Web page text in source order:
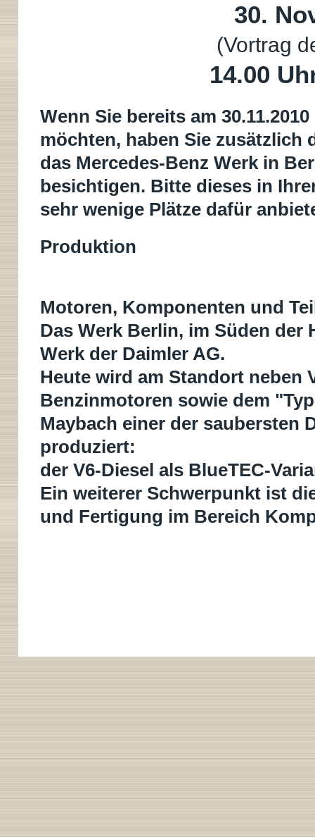
30.
(Vortrag
14.00
Wenn Sie bereits am
möchten, haben Sie zusätzlich
das Mercedes-Benz Werk in
besichtigen. Bitte dieses in
sehr wenige Plätze dafür
Produktion
Motoren, Komponenten und
Das Werk Berlin, im Süden der
Werk der Daimler AG.
Heute wird am Standort neben
Benzinmotoren sowie dem
Maybach einer der saubersten
produziert:
der V6-Diesel als BlueTEC-
Ein weiterer Schwerpunkt ist
und Fertigung im Bereich